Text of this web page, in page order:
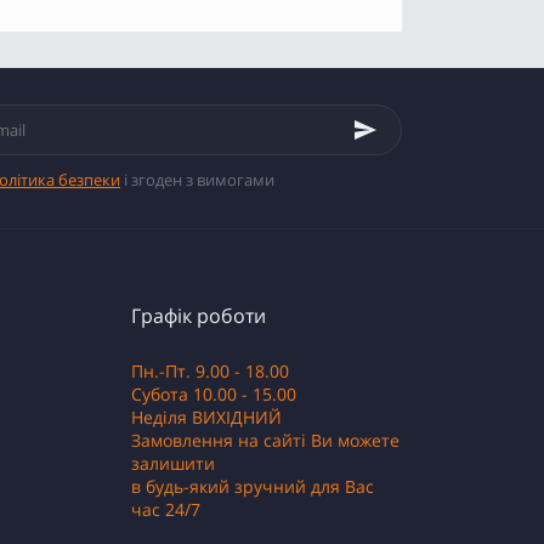
безпеки і згоден з вимогами
Графік роботи
Пн.-Пт. 9.00 - 18.00
Субота 10.00 - 15.00
Неділя ВИХІДНИЙ
Замовлення на сайті Ви можете
залишити
в будь-який зручний для Вас
час 24/7